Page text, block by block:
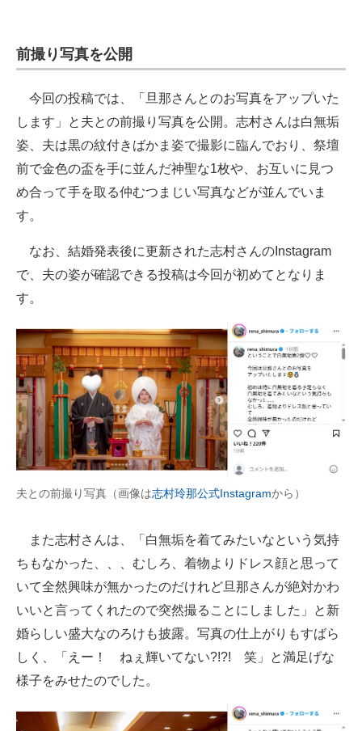
前撮り写真を公開
今回の投稿では、「旦那さんとのお写真をアップいた
します」と夫との前撮り写真を公開。志村さんは白無垢
姿、夫は黒の紋付きばかま姿で撮影に臨んでおり、祭壇
前で金色の盃を手に並んだ神聖な1枚や、お互いに見つ
め合って手を取る仲むつまじい写真などが並んでいま
す。
なお、結婚発表後に更新された志村さんのInstagram
で、夫の姿が確認できる投稿は今回が初めてとなりま
す。
夫との前撮り写真（画像は志村玲那公式Instagramから）
また志村さんは、「白無垢を着てみたいなという気持
ちもなかった、、、むしろ、着物よりドレス顔と思って
いて全然興味が無かったのだけれど旦那さんが絶対かわ
いいと言ってくれたので突然撮ることにしました」と新
婚らしい盛大なのろけも披露。写真の仕上がりもすばら
しく、「えー！ ねぇ輝いてない?!?! 笑」と満足げな
様子をみせたのでした。